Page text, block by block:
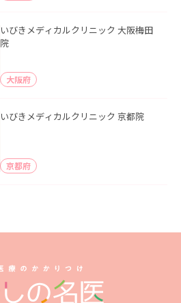
いびきメディカルクリニック 大阪梅田
院
大阪府
いびきメディカルクリニック 京都院
京都府